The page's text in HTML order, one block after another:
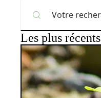
Les plus récents